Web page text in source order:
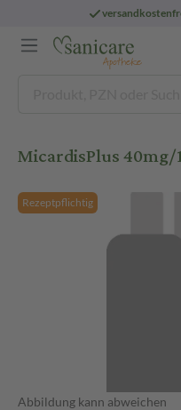
MicardisPlus
Rezeptpflichtig
Abbildung kann abweichen